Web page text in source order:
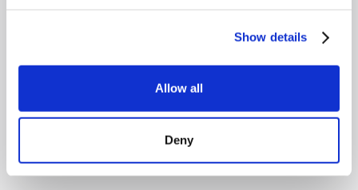
Show details
Allow all
Deny
environnements urbains
dynamiques. Combinée à l'essor
du travail à distance, un modèle
numérique précis permet de
prendre ces décisions de manière